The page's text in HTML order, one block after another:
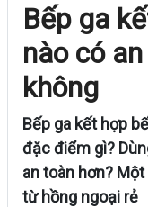
Bếp ga
nào có
không
Bếp ga kết hợp
đặc điểm gì?
an toàn hơn?
từ hồng ngoại rẻ